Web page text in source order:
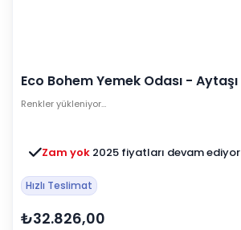
Eco Bohem Yemek Odası - Aytaşı
Renkler yükleniyor…
Zam yok 2025 fiyatları devam ediyor
Hızlı Teslimat
₺32.826,00